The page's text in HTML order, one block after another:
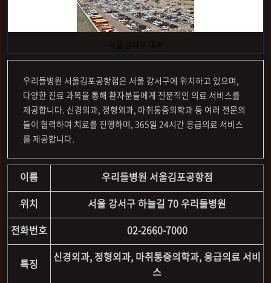
서울 강서구 내과
우리들병원 서울김포공항점은 서울 강서구에 위치하고 있으며,
다양한 진료 과목을 통해 환자분들에게 전문적인 의료 서비스를
제공합니다. 신경외과, 정형외과, 마취통증의학과 등 여러 전문의
들이 협력하여 치료를 진행하며, 365일 24시간 응급의료 서비스
를 제공합니다.
이름
우리들병원 서울김포공항점
위치
서울 강서구 하늘길 70 우리들병원
전화번호
02-2660-7000
특징
신경외과, 정형외과, 마취통증의학과, 응급의료 서비
스